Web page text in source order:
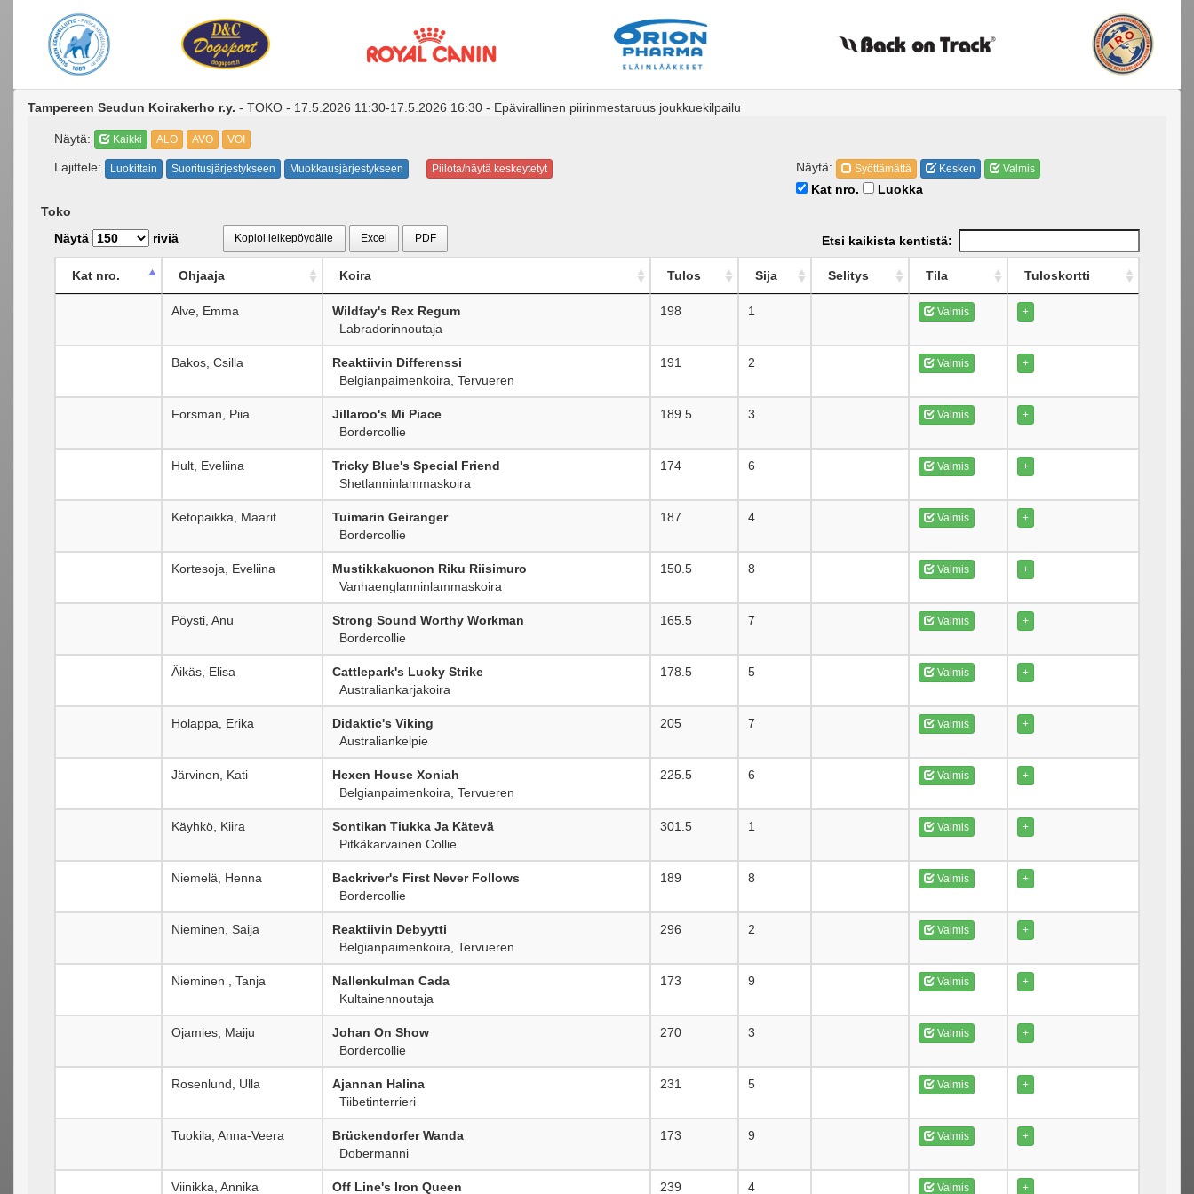
Tampereen Seudun Koirakerho r.y. - TOKO - 17.5.2026 11:30-17.5.2026 16:30 - Epävirallinen piirinmestaruus joukkuekilpailu
Näytä: Kaikki ALO AVO VOI
Lajittele: Luokittain Suoritusjärjestykseen Muokkausjärjestykseen Piilota/näytä keskeytetyt Näytä: Syöttämättä Kesken Valmis
Kat nro.
Luokka
Toko
Näytä
riviä Kopioi leikepöydälle Excel PDF Etsi kaikista kentistä:
Kat nro. Ohjaaja Koira Tulos Sija Selitys Tila Tuloskortti
Alve, Emma
Wildfay's Rex Regum
Labradorinnoutaja
198 1 Valmis +
Bakos, Csilla
Reaktiivin Differenssi
Belgianpaimenkoira, Tervueren
191 2 Valmis +
Forsman, Piia
Jillaroo's Mi Piace
Bordercollie
189.5 3 Valmis +
Hult, Eveliina
Tricky Blue's Special Friend
Shetlanninlammaskoira
174 6 Valmis +
Ketopaikka, Maarit
Tuimarin Geiranger
Bordercollie
187 4 Valmis +
Kortesoja, Eveliina
Mustikkakuonon Riku Riisimuro
Vanhaenglanninlammaskoira
150.5 8 Valmis +
Pöysti, Anu
Strong Sound Worthy Workman
Bordercollie
165.5 7 Valmis +
Äikäs, Elisa
Cattlepark's Lucky Strike
Australiankarjakoira
178.5 5 Valmis +
Holappa, Erika
Didaktic's Viking
Australiankelpie
205 7 Valmis +
Järvinen, Kati
Hexen House Xoniah
Belgianpaimenkoira, Tervueren
225.5 6 Valmis +
Käyhkö, Kiira
Sontikan Tiukka Ja Kätevä
Pitkäkarvainen Collie
301.5 1 Valmis +
Niemelä, Henna
Backriver's First Never Follows
Bordercollie
189 8 Valmis +
Nieminen, Saija
Reaktiivin Debyytti
Belgianpaimenkoira, Tervueren
296 2 Valmis +
Nieminen , Tanja
Nallenkulman Cada
Kultainennoutaja
173 9 Valmis +
Ojamies, Maiju
Johan On Show
Bordercollie
270 3 Valmis +
Rosenlund, Ulla
Ajannan Halina
Tiibetinterrieri
231 5 Valmis +
Tuokila, Anna-Veera
Brückendorfer Wanda
Dobermanni
173 9 Valmis +
Viinikka, Annika Off Line's Iron Queen 239 4 Valmis +